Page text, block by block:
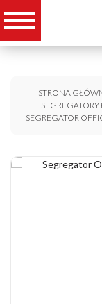
STRONA
SEGREGATOR